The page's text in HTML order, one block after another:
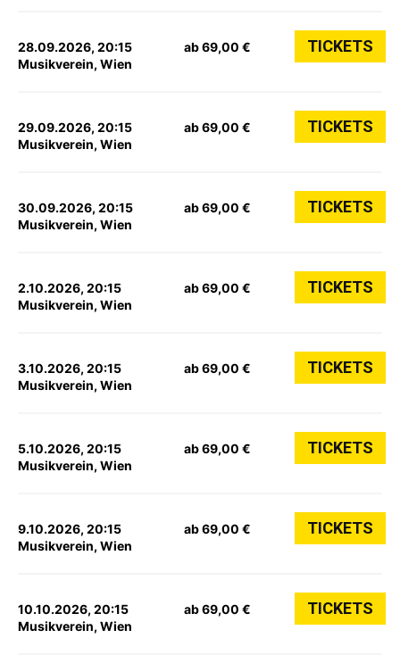
28.09.2026, 20:15
Musikverein, Wien
ab 69,00 € TICKETS
29.09.2026, 20:15
Musikverein, Wien
ab 69,00 € TICKETS
30.09.2026, 20:15
Musikverein, Wien
ab 69,00 € TICKETS
2.10.2026, 20:15
Musikverein, Wien
ab 69,00 € TICKETS
3.10.2026, 20:15
Musikverein, Wien
ab 69,00 € TICKETS
5.10.2026, 20:15
Musikverein, Wien
ab 69,00 € TICKETS
9.10.2026, 20:15
Musikverein, Wien
ab 69,00 € TICKETS
10.10.2026, 20:15
Musikverein, Wien
ab 69,00 € TICKETS